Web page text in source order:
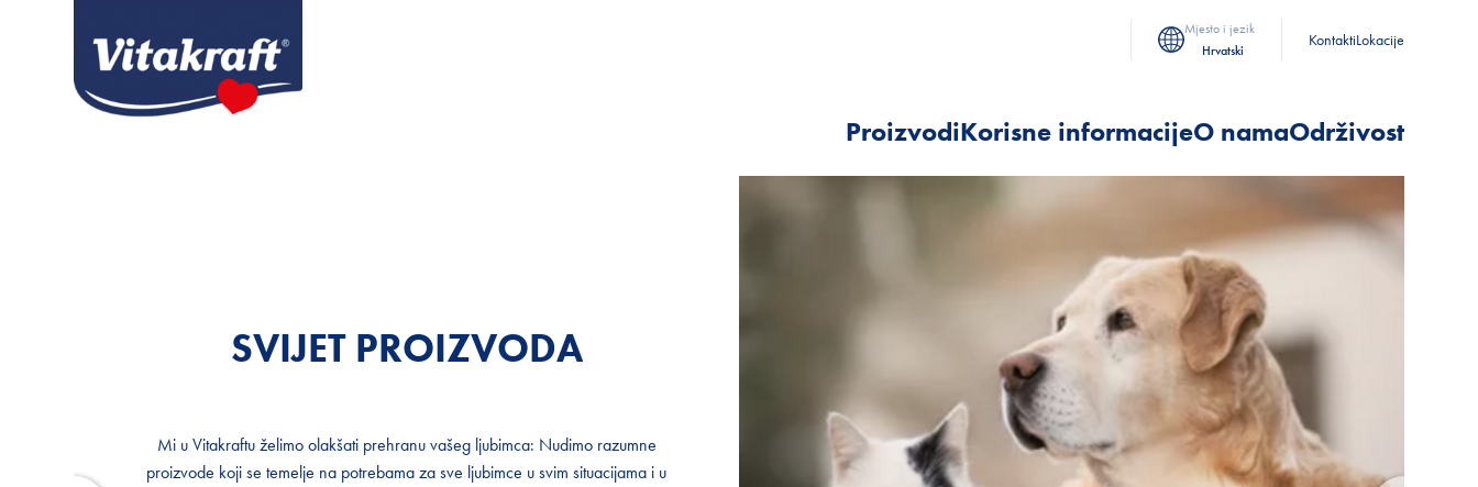
Mjesto i jezik
Hrvatski
KontaktiLokacije
ProizvodiKorisne informacijeO namaOdrživost
SVIJET PROIZVODA
Mi u Vitakraftu želimo olakšati prehranu vašeg ljubimca: Nudimo razumne
proizvode koji se temelje na potrebama za sve ljubimce u svim situacijama i u
SVIJET PROIZVODA
Mi u Vitakraftu želimo olakšati prehranu vašeg ljubimca: Nudimo razumne
proizvode koji se temelje na potrebama za sve ljubimce u svim situacijama i u